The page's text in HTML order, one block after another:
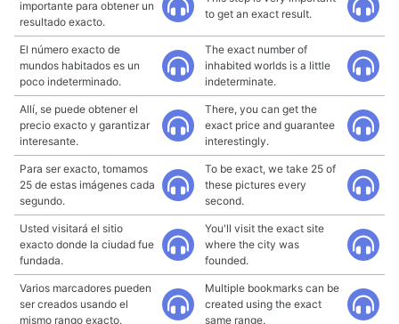
importante para obtener un
resultado exacto.
to get an exact result.
El número exacto de
mundos habitados es un
poco indeterminado.
The exact number of
inhabited worlds is a little
indeterminate.
Allí, se puede obtener el
precio exacto y garantizar
interesante.
There, you can get the
exact price and guarantee
interestingly.
Para ser exacto, tomamos
25 de estas imágenes cada
segundo.
To be exact, we take 25 of
these pictures every
second.
Usted visitará el sitio
exacto donde la ciudad fue
fundada.
You'll visit the exact site
where the city was
founded.
Varios marcadores pueden
ser creados usando el
mismo rango exacto.
Multiple bookmarks can be
created using the exact
same range.